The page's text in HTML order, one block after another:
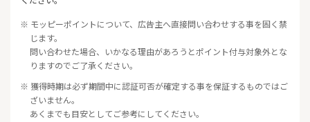
※ モッピーポイントについて、広告主へ直接問い合わせする事を固く禁
じます。
問い合わせた場合、いかなる理由があろうとポイント付与対象外とな
りますのでご了承ください。
※ 獲得時期は必ず期間中に認証可否が確定する事を保証するものではご
ざいません。
あくまでも目安としてご参考にしてください。